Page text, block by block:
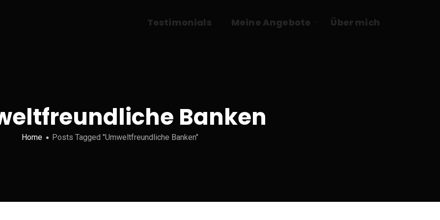
Testimonials Meine Angebote Über mich
Banken
Home Posts Tagged "Umweltfreundliche Banken"